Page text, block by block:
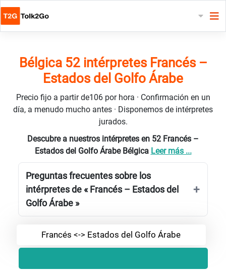
Bélgica 52 intérpretes Francés –
Estados del Golfo Árabe
Precio fijo a partir de106 por hora · Confirmación en un
día, a menudo mucho antes · Disponemos de intérpretes
jurados.
Descubre a nuestros intérpretes en 52 Francés –
Estados del Golfo Árabe Bélgica Leer más ...
Preguntas frecuentes sobre los
intérpretes de « Francés – Estados del
Golfo Árabe »
Francés <-> Estados del Golfo Árabe